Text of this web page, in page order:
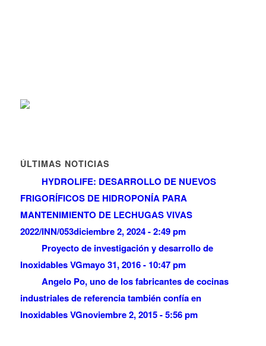
ÚLTIMAS NOTICIAS
HYDROLIFE: DESARROLLO DE NUEVOS
FRIGORÍFICOS DE HIDROPONÍA PARA
MANTENIMIENTO DE LECHUGAS VIVAS
2022/INN/053diciembre 2, 2024 - 2:49 pm
Proyecto de investigación y desarrollo de
Inoxidables VGmayo 31, 2016 - 10:47 pm
Angelo Po, uno de los fabricantes de cocinas
industriales de referencia también confía en
Inoxidables VGnoviembre 2, 2015 - 5:56 pm